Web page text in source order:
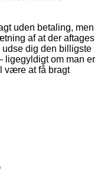
uden betaling, men
af at der aftages
dig den billigste
ligegyldigt om man er
være at få bragt